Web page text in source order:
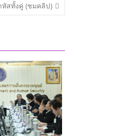
หัสทั้งคู่ (ชมคลิป)